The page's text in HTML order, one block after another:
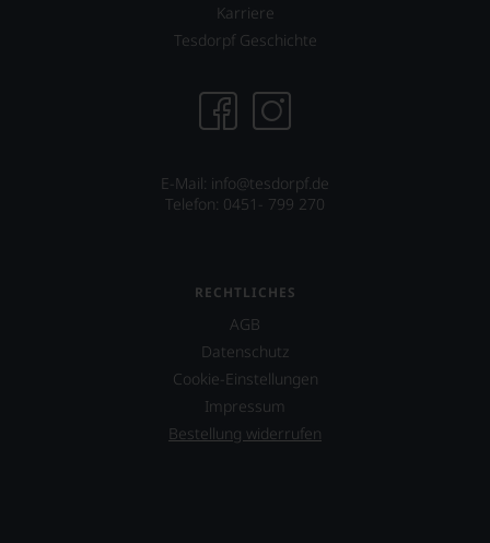
Karriere
Tesdorpf Geschichte
E-Mail: info@tesdorpf.de
Telefon: 0451- 799 270
RECHTLICHES
AGB
Datenschutz
Cookie-Einstellungen
Impressum
Bestellung widerrufen